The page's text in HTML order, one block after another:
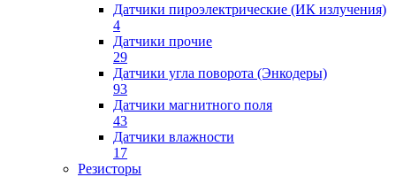
Датчики пироэлектрические (ИК излучения)
4
Датчики прочие
29
Датчики угла поворота (Энкодеры)
93
Датчики магнитного поля
43
Датчики влажности
17
Резисторы